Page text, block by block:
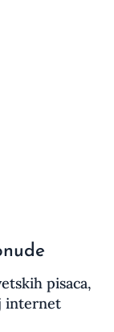
pisaca,
internet